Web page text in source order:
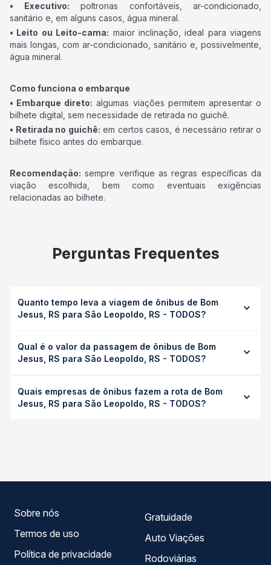
• Executivo: poltronas confortáveis, ar-condicionado,
sanitário e, em alguns casos, água mineral.
• Leito ou Leito-cama: maior inclinação, ideal para viagens
mais longas, com ar-condicionado, sanitário e, possivelmente,
água mineral.
Como funciona o embarque
• Embarque direto: algumas viações permitem apresentar o
bilhete digital, sem necessidade de retirada no guichê.
• Retirada no guichê: em certos casos, é necessário retirar o
bilhete físico antes do embarque.
Recomendação: sempre verifique as regras específicas da
viação escolhida, bem como eventuais exigências
relacionadas ao bilhete.
Perguntas Frequentes
Quanto tempo leva a viagem de ônibus de Bom
Jesus, RS para São Leopoldo, RS - TODOS?
Leopoldo, RS - TODOS leva em média 6h 10min, podendo
variar conforme a viação, o tipo de serviço (convencional,
duração exata de cada opção na data desejada.
Qual é o valor da passagem de ônibus de Bom
Jesus, RS para São Leopoldo, RS - TODOS?
São Leopoldo, RS - TODOS custa em média R$ 117,70 e
varia conforme a data da viagem, a empresa, o tipo de
Quais empresas de ônibus fazem a rota de Bom
Jesus, RS para São Leopoldo, RS - TODOS?
Sobre nós
Termos de uso
Política de privacidade
Gratuidade
Auto Viações
Rodoviárias